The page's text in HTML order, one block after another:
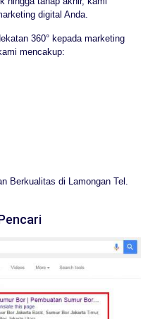
digital Anda.
360° kepada marketing
mencakup:
Berkualitas di Lamongan Tel.